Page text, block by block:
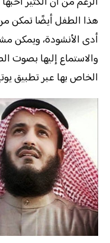
هذا الطفل أيضًا تمكن
أدى الأنشودة، ويمكن
والاستماع إليها بصوت
الخاص بها عبر تطبيق